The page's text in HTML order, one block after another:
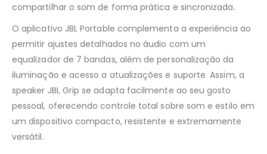
compartilhar o som de forma prática e sincronizada.
O aplicativo JBL Portable complementa a experiência ao
permitir ajustes detalhados no áudio com um
equalizador de 7 bandas, além de personalização da
iluminação e acesso a atualizações e suporte. Assim, a
speaker JBL Grip se adapta facilmente ao seu gosto
pessoal, oferecendo controle total sobre som e estilo em
um dispositivo compacto, resistente e extremamente
versátil.